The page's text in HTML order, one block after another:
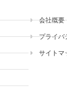
会社概要
プライバ
サイトマ